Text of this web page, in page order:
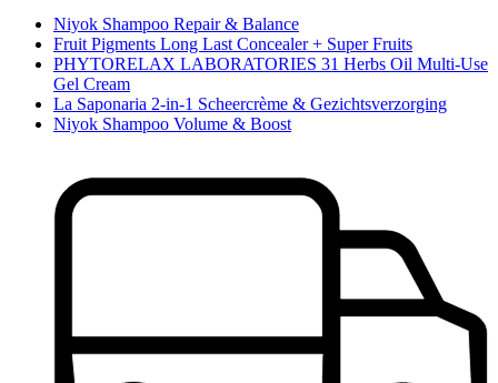
Niyok Shampoo Repair & Balance
Fruit Pigments Long Last Concealer + Super Fruits
PHYTORELAX LABORATORIES 31 Herbs Oil Multi-Use
Gel Cream
La Saponaria 2-in-1 Scheercrème & Gezichtsverzorging
Niyok Shampoo Volume & Boost